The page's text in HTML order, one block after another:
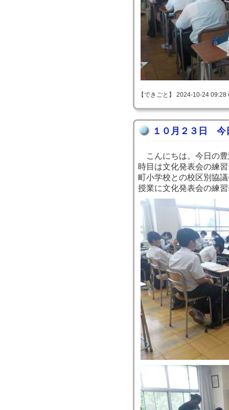
【できごと】 2024-10-24
１０月２３日 今
こんにちは。今日の豊
時目は文化発表会の練
町小学校との校区別協
授業に文化発表会の練